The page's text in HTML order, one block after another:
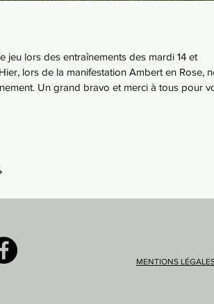
jeu lors des entraînements des mardi 14 et
lors de la manifestation Ambert en Rose,
Un grand bravo et merci à tous pour
MENTIONS